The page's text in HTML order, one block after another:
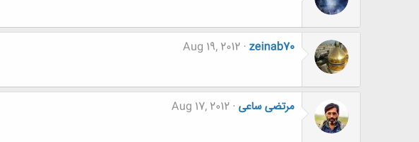
zeinab70
Aug 19, 2012
مرتضی ساعی Aug 17, 2012